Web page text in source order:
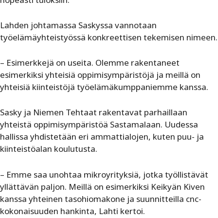
Lahden johtamassa Saskyssa vannotaan
työelämäyhteistyössä konkreettisen tekemisen nimeen.
– Esimerkkejä on useita. Olemme rakentaneet
esimerkiksi yhteisiä oppimisympäristöjä ja meillä on
yhteisiä kiinteistöjä työelämäkumppaniemme kanssa.
Sasky ja Niemen Tehtaat rakentavat parhaillaan
yhteistä oppimisympäristöä Sastamalaan. Uudessa
hallissa yhdistetään eri ammattialojen, kuten puu- ja
kiinteistöalan koulutusta.
– Emme saa unohtaa mikroyrityksiä, jotka työllistävät
yllättävän paljon. Meillä on esimerkiksi Keikyän Kiven
kanssa yhteinen tasohiomakone ja suunnitteilla cnc-
kokonaisuuden hankinta, Lahti kertoi.